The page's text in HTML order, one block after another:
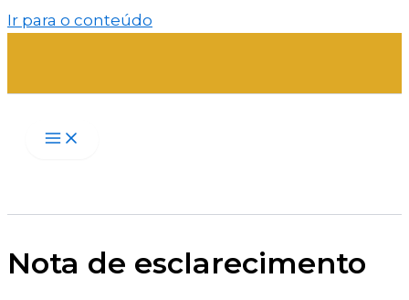
Ir para o conteúdo
Nota de esclarecimento